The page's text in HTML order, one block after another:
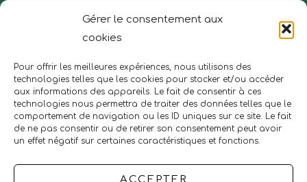
Gérer le consentement aux
cookies
Pour offrir les meilleures expériences, nous utilisons des
technologies telles que les cookies pour stocker et/ou accéder
aux informations des appareils. Le fait de consentir à ces
technologies nous permettra de traiter des données telles que le
comportement de navigation ou les ID uniques sur ce site. Le fait
de ne pas consentir ou de retirer son consentement peut avoir
un effet négatif sur certaines caractéristiques et fonctions.
ACCEPTER
Résidence La Chenaye
78120 Rambouillet
06 20 75 83 75
contact@latelierbienetrerambouillet.com